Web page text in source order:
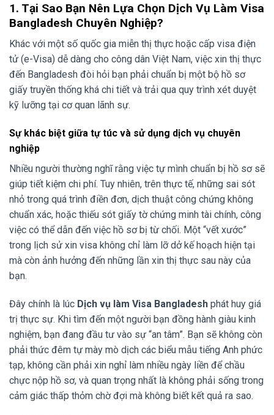
3.3. Chi Phí Minh Bạch, Cam Kết Không Phát Sinh
3.4. Cập Nhật Thông Tin Xuyên Suốt, Chăm Sóc Trọn
Đời
4. Hành Trình 5 Bước “Dọn Dường” Của Dịch Vụ
Làm Visa Bangladesh Tại Bakaboo
5. Những Cẩm Nang Vàng Từ Chuyên Gia Dịch Vụ
Làm Visa Bangladesh
Thời gian xử lý visa Bangladesh thường mất bao
lâu?
Tôi có cần phải tham gia phỏng vấn không?
Trẻ em đi cùng có cần xin visa riêng không?
Văn hóa nhập cảnh tại Bangladesh – Những điều
bạn cần nằm lòng
6. Góc Trải Lòng: Tại Sao Bakaboo Luôn Khuyên
Bạn Nên Thành Thật Khi Làm Visa?
7. Hãy Để Bakaboo Là Điểm Tựa Vững Chắc Cho
Hành Trình Của Bạn
1. Tại Sao Bạn Nên Lựa Chọn Dịch Vụ Làm Visa
Bangladesh Chuyên Nghiệp?
Khác với một số quốc gia miễn thị thực hoặc cấp visa điện
tử (e-Visa) dễ dàng cho công dân Việt Nam, việc xin thị thực
đến Bangladesh đòi hỏi bạn phải chuẩn bị một bộ hồ sơ
giấy truyền thống khá chi tiết và trải qua quy trình xét duyệt
kỹ lưỡng tại cơ quan lãnh sự.
Sự khác biệt giữa tự túc và sử dụng dịch vụ chuyên
nghiệp
Nhiều người thường nghĩ rằng việc tự mình chuẩn bị hồ sơ sẽ
giúp tiết kiệm chi phí. Tuy nhiên, trên thực tế, những sai sót
nhỏ trong quá trình điền đơn, dịch thuật công chứng không
chuẩn xác, hoặc thiếu sót giấy tờ chứng minh tài chính, công
việc có thể dẫn đến việc hồ sơ bị từ chối. Một “vết xước”
trong lịch sử xin visa không chỉ làm lỡ dở kế hoạch hiện tại
mà còn ảnh hưởng đến những lần xin thị thực sau này của
bạn.
Đây chính là lúc Dịch vụ làm Visa Bangladesh phát huy giá
trị thực sự. Khi tìm đến một người bạn đồng hành giàu kinh
nghiệm, bạn đang đầu tư vào sự “an tâm”. Bạn sẽ không còn
phải thức đêm tự mày mò dịch các biểu mẫu tiếng Anh phức
tạp, không cần phải xin nghỉ làm nhiều ngày liền để chầu
chực nộp hồ sơ, và quan trọng nhất là không phải sống trong
cảm giác thấp thỏm chờ đợi mà không biết kết quả ra sao.